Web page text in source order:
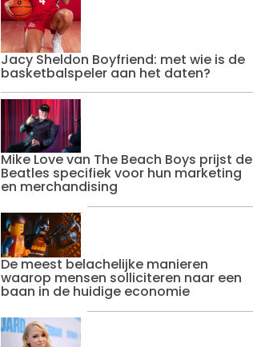
Jacy Sheldon Boyfriend: met wie is de
basketbalspeler aan het daten?
Mike Love van The Beach Boys prijst de
Beatles specifiek voor hun marketing
en merchandising
De meest belachelijke manieren
waarop mensen solliciteren naar een
baan in de huidige economie